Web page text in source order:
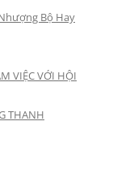
Bộ Hay
VIỆC VỚI HỘI
THANH